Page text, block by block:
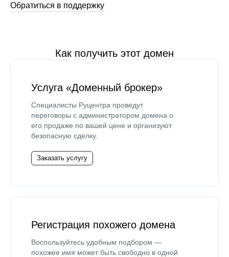
Обратиться в поддержку
Как получить этот домен
Услуга «Доменный брокер»
Специалисты Руцентра проведут
переговоры с администратором домена о
его продаже по вашей цене и организуют
безопасную сделку.
Заказать услугу
Регистрация похожего домена
Воспользуйтесь удобным подбором —
похожее имя может быть свободно в одной